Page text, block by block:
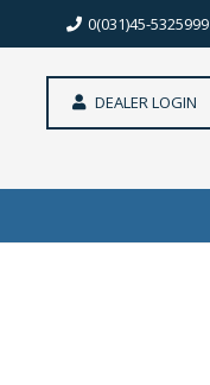
0(031)45-5325999
DEALER LOGIN